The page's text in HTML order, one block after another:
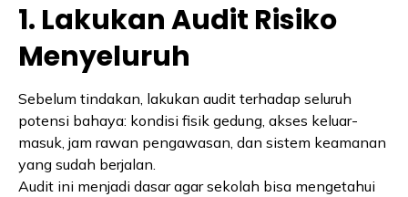
1. Lakukan Audit Risiko
Menyeluruh
Sebelum tindakan, lakukan audit terhadap seluruh
potensi bahaya: kondisi fisik gedung, akses keluar-
masuk, jam rawan pengawasan, dan sistem keamanan
yang sudah berjalan.
Audit ini menjadi dasar agar sekolah bisa mengetahui